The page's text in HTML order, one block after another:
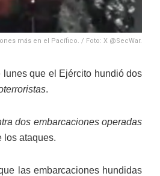
más en el Pacífico. / Foto: X @SecWar.
lunes que el Ejército hundió dos
.
dos embarcaciones operadas
los ataques.
las embarcaciones hundidas